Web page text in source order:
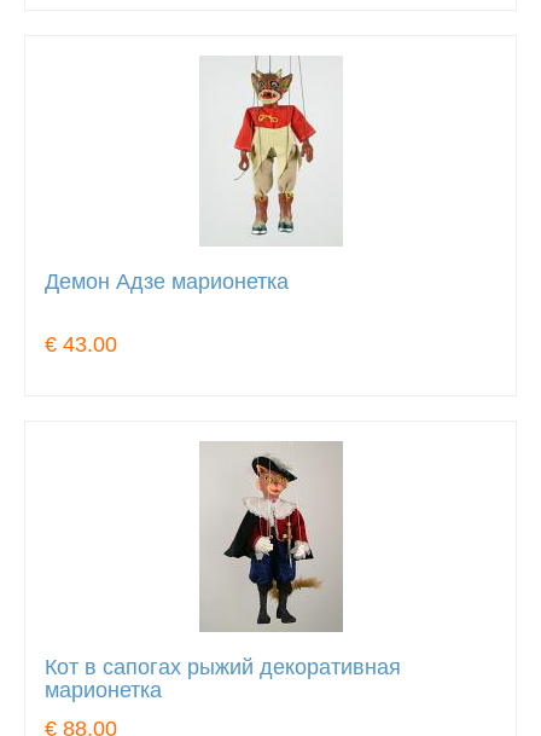
Демон Адзе марионетка
€ 43.00
Кот в сапогах рыжий декоративная
марионетка
€ 88.00